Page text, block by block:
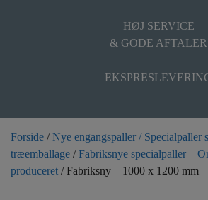
HØJ SERVICE
& GODE AFTALER
Forside /Nye engangspaller / Specialpaller
træemballage /Fabriksnye specialpaller –
produceret / Fabriksny – 1000 x 1200 mm